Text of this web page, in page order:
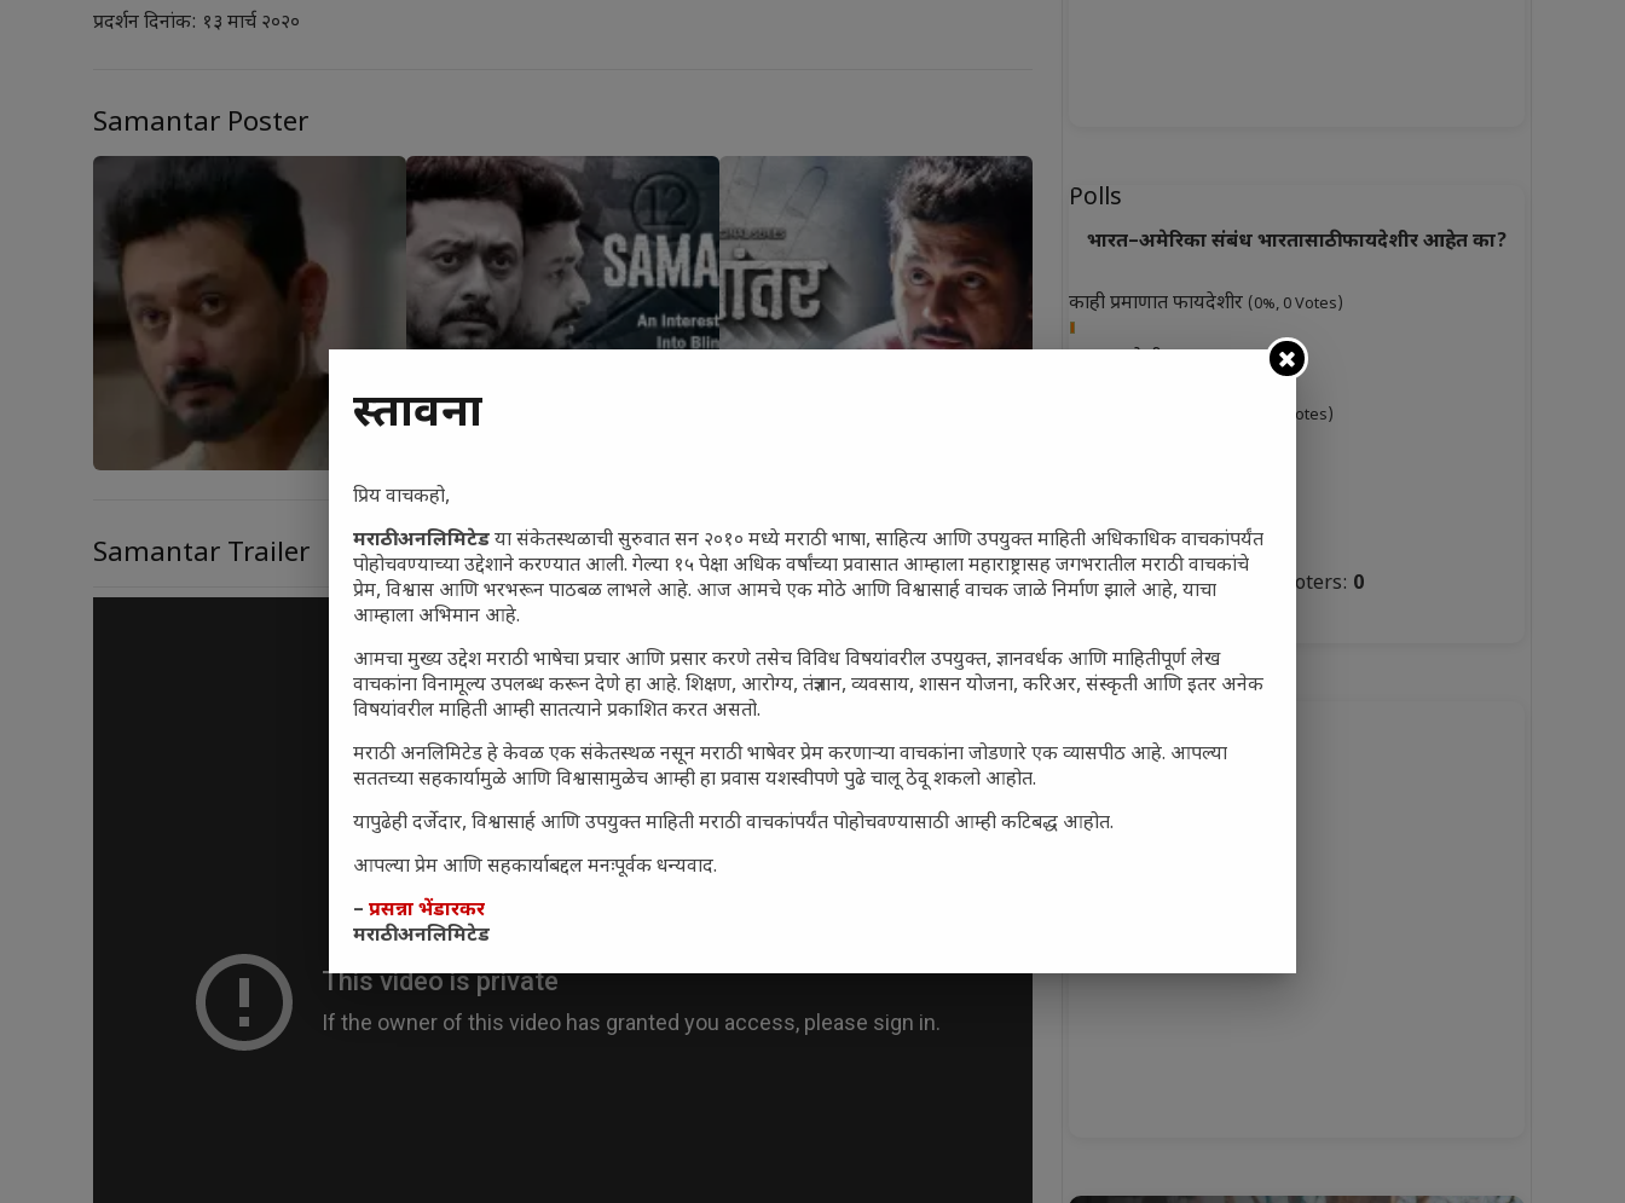
प्रदर्शन दिनांक: १३ मार्च २०२०
Samantar Poster
Samantar Trailer
Polls
भारत–अमेरिका संबंध भारतासाठी फायदेशीर आहेत का?
काही प्रमाणात फायदेशीर (0%, 0 Votes)
(0%, 3 Votes)
(0%, 0 Votes)
तटस्थ(0%, 3 Votes)
Total Voters: 0
प्रस्तावना
प्रिय वाचकहो,
मराठी अनलिमिटेडया संकेतस्थळाची सुरुवात सन २०१० मध्ये मराठी भाषा, साहित्य आणि उपयुक्त माहिती अधिकाधिक वाचकांपर्यंत
पोहोचवण्याच्या उद्देशाने करण्यात आली. गेल्या १५ पेक्षा अधिक वर्षांच्या प्रवासात आम्हाला महाराष्ट्रासह जगभरातील मराठी वाचकांचे
प्रेम, विश्वास आणि भरभरून पाठबळ लाभले आहे. आज आमचे एक मोठे आणि विश्वासार्ह वाचक जाळे निर्माण झाले आहे, याचा
आम्हाला अभिमान आहे.
आमचा मुख्य उद्देश मराठी भाषेचा प्रचार आणि प्रसार करणे तसेच विविध विषयांवरील उपयुक्त, ज्ञानवर्धक आणि माहितीपूर्ण लेख
वाचकांना विनामूल्य उपलब्ध करून देणे हा आहे. शिक्षण, आरोग्य, तंत्रज्ञान, व्यवसाय, शासन योजना, करिअर, संस्कृती आणि इतर अनेक
विषयांवरील माहिती आम्ही सातत्याने प्रकाशित करत असतो.
मराठी अनलिमिटेड हे केवळ एक संकेतस्थळ नसून मराठी भाषेवर प्रेम करणाऱ्या वाचकांना जोडणारे एक व्यासपीठ आहे. आपल्या
सततच्या सहकार्यामुळे आणि विश्वासामुळेच आम्ही हा प्रवास यशस्वीपणे पुढे चालू ठेवू शकलो आहोत.
यापुढेही दर्जेदार, विश्वासार्ह आणि उपयुक्त माहिती मराठी वाचकांपर्यंत पोहोचवण्यासाठी आम्ही कटिबद्ध आहोत.
आपल्या प्रेम आणि सहकार्याबद्दल मनःपूर्वक धन्यवाद.
– प्रसन्ना भेंडारकर
मराठी अनलिमिटेड